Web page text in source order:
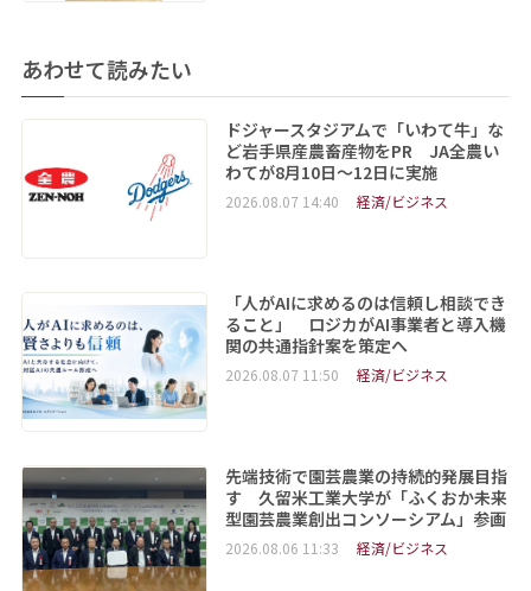
あわせて読みたい
ドジャースタジアムで「いわて牛」な
ど岩手県産農畜産物をPR JA全農い
わてが8月10日～12日に実施
2026.08.07 14:40 経済/ビジネス
「人がAIに求めるのは信頼し相談でき
ること」 ロジカがAI事業者と導入機
関の共通指針案を策定へ
2026.08.07 11:50 経済/ビジネス
先端技術で園芸農業の持続的発展目指
す 久留米工業大学が「ふくおか未来
型園芸農業創出コンソーシアム」参画
2026.08.06 11:33 経済/ビジネス